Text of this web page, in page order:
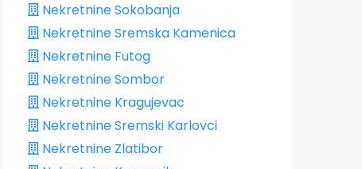
Nekretnine Sokobanja
Nekretnine Sremska Kamenica
Nekretnine Futog
Nekretnine Sombor
Nekretnine Kragujevac
Nekretnine Sremski Karlovci
Nekretnine Zlatibor